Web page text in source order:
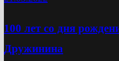
100 лет со дня
Дружинина